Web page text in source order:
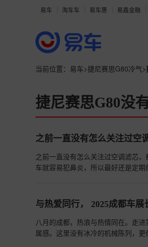
易车 淘车车 易车惠 易鑫金融
当前位置： 易车>捷尼赛思G80冷气>
捷尼赛思G80没
之前一直没有怎么关注过空
之前一直没有怎么关注过空调滤芯
车就容易犯鼻炎，所以最好还是定
与热爱同行， 2025成都车展
八月的成都，热浪与热情同在。走
属感。这里没有冰冷的机械陈列，